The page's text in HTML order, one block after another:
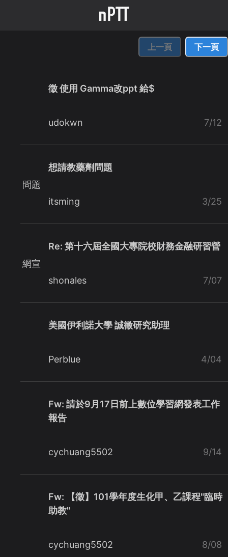
上一頁 下一頁
徵 使用 Gamma改ppt 給$
udokwn 7/12
問題
想請教藥劑問題
itsming 3/25
網宣
Re: 第十六屆全國大專院校財務金融研習營
shonales 7/07
美國伊利諾大學 誠徵研究助理
Perblue 4/04
Fw: 請於9月17日前上數位學習網發表工作
報告
cychuang5502 9/14
Fw: 【徵】101學年度生化甲、乙課程"臨時
助教"
cychuang5502 8/08